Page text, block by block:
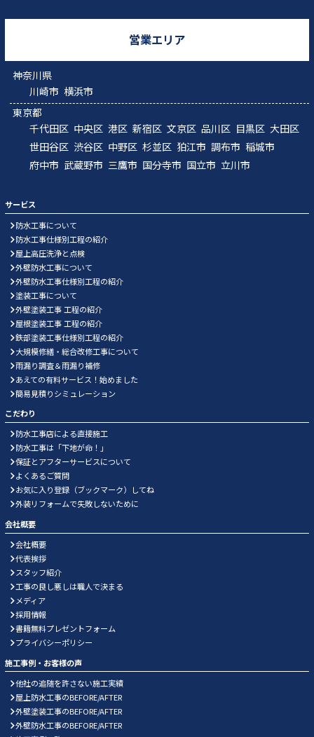
営業エリア
神奈川県
川崎市 横浜市
東京都
千代田区 中央区 港区 新宿区 文京区 品川区 目黒区 大田区
世田谷区 渋谷区 中野区 杉並区 狛江市 調布市 稲城市
府中市 武蔵野市 三鷹市 国分寺市 国立市 立川市
サービス
防水工事について
防水工事仕様別工程の紹介
屋上高圧洗浄と点検
外壁防水工事について
外壁防水工事仕様別工程の紹介
塗装工事について
外壁塗装工事 工程の紹介
屋根塗装工事 工程の紹介
鉄部塗装工事仕様別工程の紹介
大規模修繕・総合改修工事について
雨漏り調査＆雨漏り補修
あえての有料サービス！始めました
簡易見積りシミュレーション
こだわり
防水工事店による直接施工
防水工事は「下地が命！」
保証とアフターサービスについて
よくあるご質問
お気に入り登録（ブックマーク）してね
外装リフォームで失敗しないために
会社概要
会社概要
代表挨拶
スタッフ紹介
工事の良し悪しは職人で決まる
メディア
採用情報
書籍無料プレゼントフォーム
プライバシーポリシー
施工事例・お客様の声
他社の追随を許さない施工実績
屋上防水工事のBEFORE/AFTER
外壁塗装工事のBEFORE/AFTER
外壁防水工事のBEFORE/AFTER